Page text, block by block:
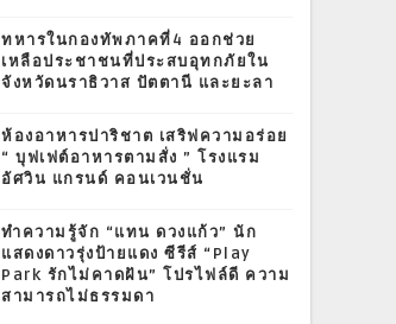
ทหารในกองทัพภาคที่4 ออกช่วย
เหลือประชาชนที่ประสบอุทกภัยใน
จังหวัดนราธิวาส ปัตตานี และยะลา
ห้องอาหารปาริชาต เสริฟความอร่อย
“ บุฟเฟต์อาหารตามสั่ง ” โรงแรม
อัศวิน แกรนด์ คอนเวนชั่น
ทำความรู้จัก “แทน ดวงแก้ว” นัก
แสดงดาวรุ่งป้ายแดง ซีรีส์ “Play
Park รักไม่คาดฝัน” โปรไฟล์ดี ความ
สามารถไม่ธรรมดา